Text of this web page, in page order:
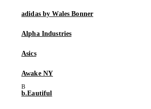
adidas by Wales Bonner
Alpha Industries
Asics
Awake NY
b.Eautiful